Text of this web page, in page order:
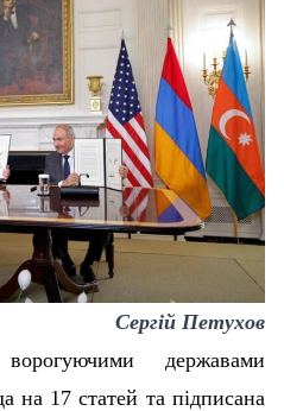
Сергій Петухов
державами
на 17 статей та підписана